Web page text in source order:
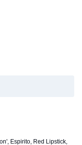
Espirito, Red Lipstick,